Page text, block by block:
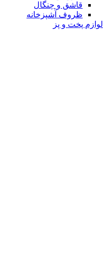
قاشق و چنگال
ظروف آشپزخانه
لوازم پخت و پز